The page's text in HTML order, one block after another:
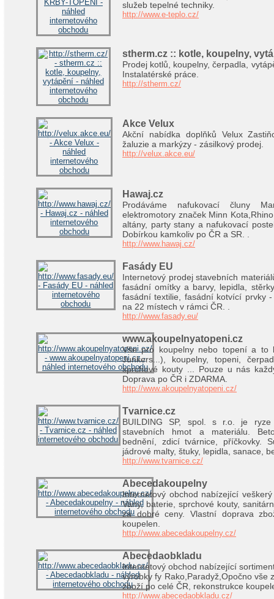
služeb tepelné techniky.
http://www.e-teplo.cz/
stherm.cz :: kotle, koupelny,
Prodej kotlů, koupelny, čerpadla,
Instalatérské práce.
http://stherm.cz/
Akce Velux
Akční nabídka doplňků Velux
žaluzie a markýzy - zásilkový prodej.
http://velux.akce.eu/
Hawaj.cz
Prodáváme nafukovací čluny
elektromotory značek Minn
altány, party stany a nafukovací
Dobírkou kamkoliv po ČR a SR. .
http://www.hawaj.cz/
Fasády EU
Internetový prodej stavebních
fasádní omítky a barvy, lepidla,
fasádní textilie, fasádní kotvící prvky
na 22 místech v rámci ČR. .
http://www.fasady.eu/
www.akoupelnyatopeni.cz
Vše pro koupelny nebo topení a to
Junkers...), koupelny, topeni,
sprchové kouty ... Pouze u nás
Doprava po ČR i ZDARMA.
http://www.akoupelnyatopeni.cz/
Tvarnice.cz
BUILDING SP, spol. s r.o. je
stavebních hmot a materiálu.
bednění, zdicí tvárnice, příčkovky.
jádrové malty, štuky, lepidla, sanace,
http://www.tvarnice.cz/
Abecedakoupelny
Internetový obchod nabízející
Vany, baterie, sprchové kouty,
za dobré ceny. Vlastní doprava
koupelen.
http://www.abecedakoupelny.cz/
Abecedaobkladu
Internetový obchod nabízející
výrobky fy Rako,Paradyž,Opočno vše
zboží po celé ČR, rekonstrukce
http://www.abecedaobkladu.cz/